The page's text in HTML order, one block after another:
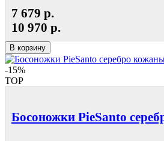
7 679 р.
10 970 р.
В корзину
-15%
TOP
Босоножки PieSanto